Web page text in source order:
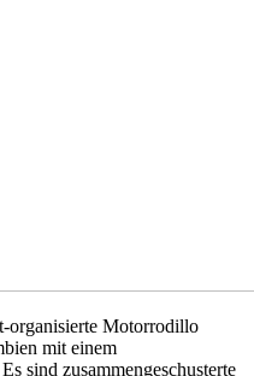
organisierte Motorrodillo
mit einem
sind zusammengeschusterte